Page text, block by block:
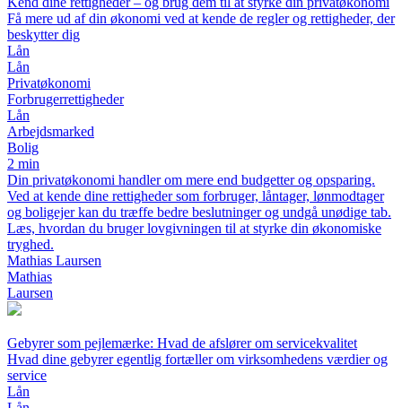
Få mere ud af din økonomi ved at kende de regler og rettigheder, der
beskytter dig
Lån
Lån
Privatøkonomi
Forbrugerrettigheder
Lån
Arbejdsmarked
Bolig
2 min
Din privatøkonomi handler om mere end budgetter og opsparing.
Ved at kende dine rettigheder som forbruger, låntager, lønmodtager
og boligejer kan du træffe bedre beslutninger og undgå unødige tab.
Læs, hvordan du bruger lovgivningen til at styrke din økonomiske
tryghed.
Mathias Laursen
Mathias
Laursen
Gebyrer som pejlemærke: Hvad de afslører om servicekvalitet
Hvad dine gebyrer egentlig fortæller om virksomhedens værdier og
service
Lån